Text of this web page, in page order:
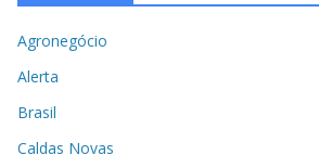
Agronegócio
Alerta
Brasil
Caldas Novas